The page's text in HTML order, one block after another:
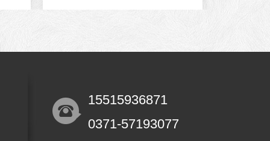
15515936871
0371-57193077